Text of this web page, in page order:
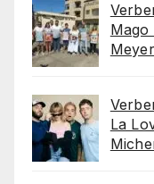
Mago
La